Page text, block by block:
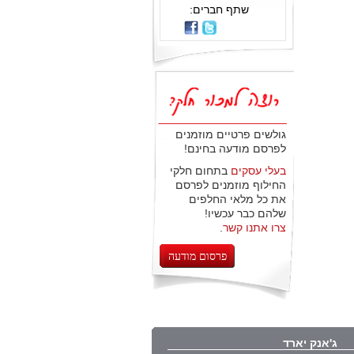
שתף חברים:
גולשים פרטיים מוזמנים
לפרסם מודעה בחינם!
בעלי עסקים בתחום חלקי
החילוף מוזמנים לפרסם
את כל מלאי החלפים
שלהם כבר עכשיו!
צרו אתנו קשר
פרסום מודעה
ג'אנק יארד